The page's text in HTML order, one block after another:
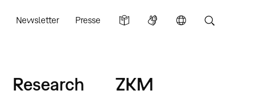
Newsletter Presse
Research ZKM